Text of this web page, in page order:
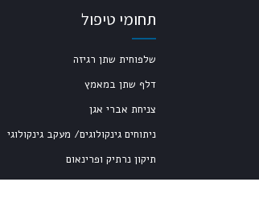
תחומי טיפול
שלפוחית שתן רגיזה
דלף שתן במאמץ
צניחת אברי אגן
ניתוחים גינקולוגים/ מעקב גינקולוגי
תיקון נרתיק ופרינאום
הפלות, היסטרוסקופיות אבחנתיות